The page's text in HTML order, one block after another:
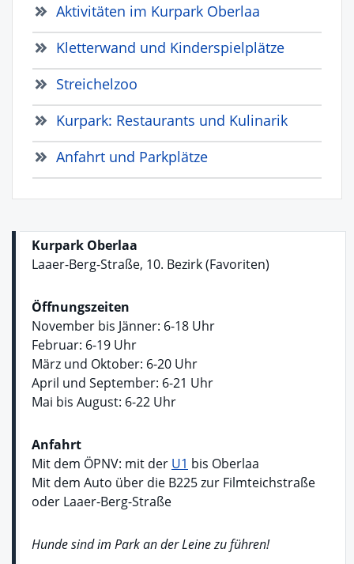
Aktivitäten im Kurpark Oberlaa
Kletterwand und Kinderspielplätze
Streichelzoo
Kurpark: Restaurants und Kulinarik
Anfahrt und Parkplätze
Kurpark Oberlaa
Laaer-Berg-Straße, 10. Bezirk (Favoriten)
Öffnungszeiten
November bis Jänner: 6-18 Uhr
Februar: 6-19 Uhr
März und Oktober: 6-20 Uhr
April und September: 6-21 Uhr
Mai bis August: 6-22 Uhr
Anfahrt
Mit dem ÖPNV: mit der U1 bis Oberlaa
Mit dem Auto über die B225 zur Filmteichstraße
oder Laaer-Berg-Straße
Hunde sind im Park an der Leine zu führen!